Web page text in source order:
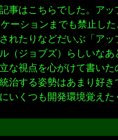
事はこちらでした。アッ
ーションまでも禁止し
れたりなどだいぶ「ア
（ジョブズ）らしいなあ
な視点を心がけて書い
治する姿勢はあまり好
いくつも開発環境覚えた